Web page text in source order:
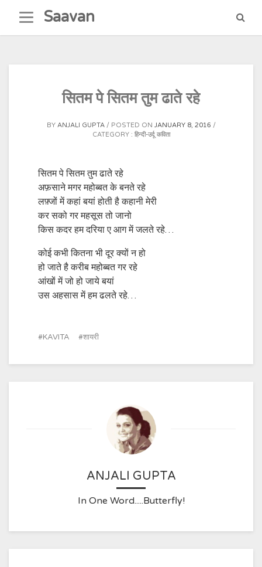
content
Saavan
सितम पे सितम तुम ढाते रहे
BY ANJALI GUPTA POSTED ON JANUARY 8, 2016
CATEGORY : हिन्दी-उर्दू कविता
सितम पे सितम तुम ढाते रहे
अफ़साने मगर महोब्बत के बनते रहे
लफ़्जों में कहां बयां होती है कहानी मेरी
कर सको गर महसूस तो जानो
किस कदर हम दरिया ए आग में जलते रहे…
कोई कभी कितना भी दूर क्यों न हो
हो जाते है करीब महोब्बत गर रहे
आंखों में जो हो जाये बयां
उस अहसास में हम ढलते रहे…
KAVITA शायरी
ANJALI GUPTA
In One Word.....Butterfly!